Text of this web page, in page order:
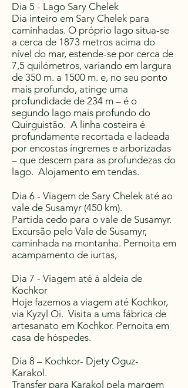
Dia 5 - Lago Sary Chelek
Dia inteiro em Sary Chelek para
caminhadas. O próprio lago situa-se
a cerca de 1873 metros acima do
nível do mar, estende-se por cerca de
7,5 quilómetros, variando em largura
de 350 m. a 1500 m. e, no seu ponto
mais profundo, atinge uma
profundidade de 234 m – é o
segundo lago mais profundo do
Quirguistão. A linha costeira é
profundamente recortada e ladeada
por encostas íngremes e arborizadas
– que descem para as profundezas do
lago. Alojamento em tendas.
Dia 6 - Viagem de Sary Chelek até ao
vale de Susamyr (450 km).
Partida cedo para o vale de Susamyr.
Excursão pelo Vale de Susamyr,
caminhada na montanha. Pernoita em
acampamento de iurtas,
Dia 7 - Viagem até à aldeia de
Kochkor
Hoje fazemos a viagem até Kochkor,
via Kyzyl Oi. Visita a uma fábrica de
artesanato em Kochkor. Pernoita em
casa de hóspedes.
Dia 8 – Kochkor- Djety Oguz-
Karakol.
Transfer para Karakol pela margem